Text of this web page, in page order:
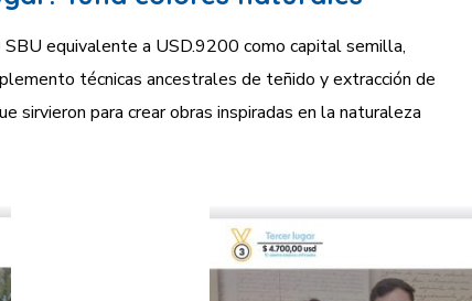
equivalente a USD.9200 como capital semilla,
técnicas ancestrales de teñido y extracción de
sirvieron para crear obras inspiradas en la naturaleza